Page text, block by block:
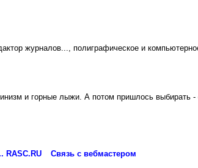
журналов..., полиграфическое и
и горные лыжи. А потом пришлось выбирать -
RASC.RU Связь с вебмастером